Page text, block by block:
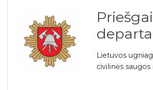
Lietuvos
civilinės